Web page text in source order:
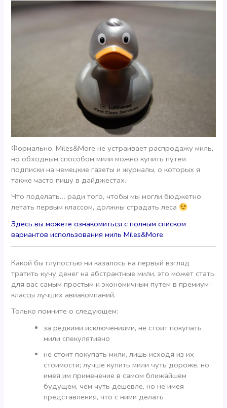
Формально, Miles&More не устраивает распродажу миль,
но обходным способом мили можно купить путем
подписки на немецкие газеты и журналы, о которых я
также часто пишу в дайджестах.
Что поделать… ради того, чтобы мы могли бюджетно
летать первым классом, должны страдать леса
Здесь вы можете ознакомиться с полным списком
вариантов использования миль Miles&More.
Какой бы глупостью ни казалось на первый взгляд
тратить кучу денег на абстрактные мили, это может стать
для вас самым простым и экономичным путем в премиум-
классы лучших авиакомпаний.
Только помните о следующем:
за редкими исключениями, не стоит покупать
мили спекулятивно
не стоит покупать мили, лишь исходя из их
стоимости; лучше купить мили чуть дороже, но
имея им применение в самом ближайшем
будущем, чем чуть дешевле, но не имея
представления, что с ними делать